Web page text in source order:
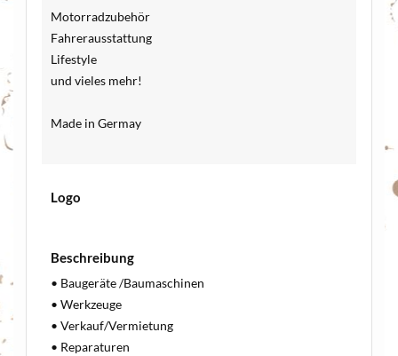
Motorradzubehör
Fahrerausstattung
Lifestyle
und vieles mehr!
Made in Germay
Logo
Beschreibung
• Baugeräte /Baumaschinen
• Werkzeuge
• Verkauf/Vermietung
• Reparaturen